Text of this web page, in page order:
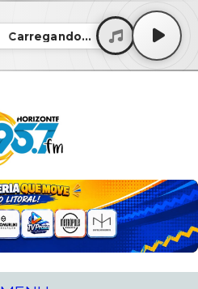
Carregando...